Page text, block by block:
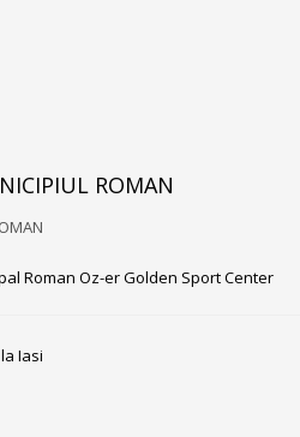
ROMAN
Roman Oz-er Golden Sport Center